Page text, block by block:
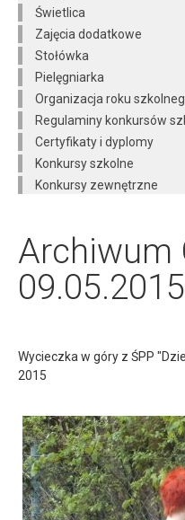
Świetlica
Zajęcia dodatkowe
Stołówka
Pielęgniarka
Organizacja roku
Regulaminy konkursów
Certyfikaty i dyplomy
Konkursy szkolne
Konkursy zewnętrzne
Archiwum
09.05.2015
Wycieczka w góry z ŚPP
2015